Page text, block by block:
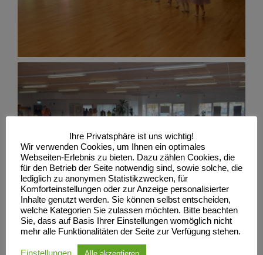
Ihre Privatsphäre ist uns wichtig!
Wir verwenden Cookies, um Ihnen ein optimales
Webseiten-Erlebnis zu bieten. Dazu zählen Cookies, die
für den Betrieb der Seite notwendig sind, sowie solche, die
lediglich zu anonymen Statistikzwecken, für
Komforteinstellungen oder zur Anzeige personalisierter
Inhalte genutzt werden. Sie können selbst entscheiden,
welche Kategorien Sie zulassen möchten. Bitte beachten
Sie, dass auf Basis Ihrer Einstellungen womöglich nicht
mehr alle Funktionalitäten der Seite zur Verfügung stehen.
Alle akzeptieren